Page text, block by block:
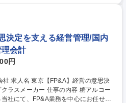
ップ、PMI実行支援 ■複雑な変革プロジ
領域） 【プラクティス・組織開発】■
果報酬型契約モデルの設計と運用 ■営
トナーとの連携設計 ■チームビルディ
ートナー
決定を支える経営管理/国内
理会計
円
意思決
事の内容 糖アルコー
社にて、FP&A業務を中心にお任せし